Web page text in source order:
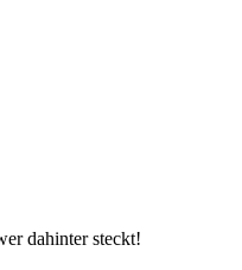
dahinter steckt!